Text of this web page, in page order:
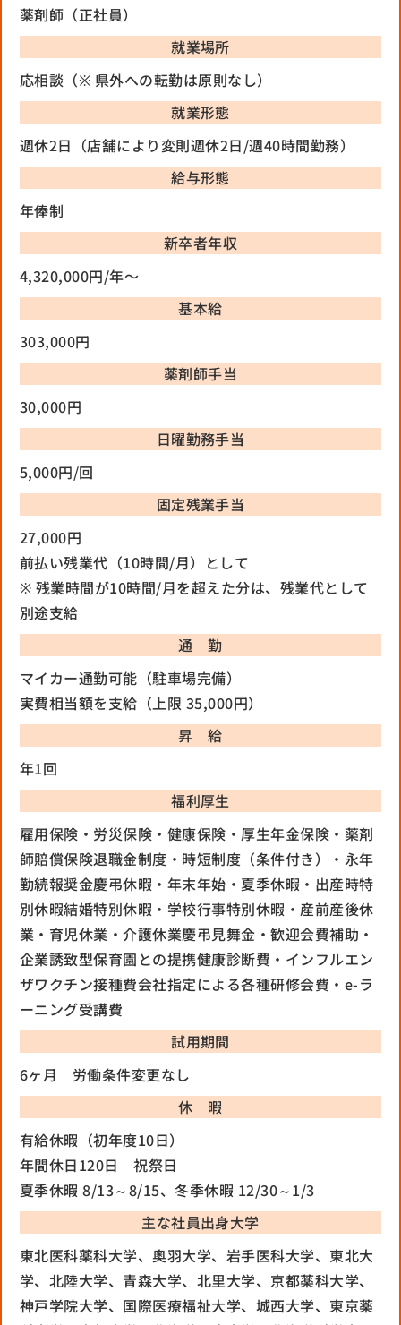
薬剤師（正社員）
就業場所
応相談（※ 県外への転勤は原則なし）
就業形態
週休2日（店舗により変則週休2日/週40時間勤務）
給与形態
年俸制
新卒者年収
4,320,000円/年〜
基本給
303,000円
薬剤師手当
30,000円
日曜勤務手当
5,000円/回
固定残業手当
27,000円
前払い残業代（10時間/月）として
※ 残業時間が10時間/月を超えた分は、残業代として
別途支給
通 勤
マイカー通勤可能（駐車場完備）
実費相当額を支給（上限 35,000円）
昇 給
年1回
福利厚生
雇用保険・労災保険・健康保険・厚生年金保険・薬剤
師賠償保険退職金制度・時短制度（条件付き）・永年
勤続報奨金慶弔休暇・年末年始・夏季休暇・出産時特
別休暇結婚特別休暇・学校行事特別休暇・産前産後休
業・育児休業・介護休業慶弔見舞金・歓迎会費補助・
企業誘致型保育園との提携健康診断費・インフルエン
ザワクチン接種費会社指定による各種研修会費・e-ラ
ーニング受講費
試用期間
6ヶ月 労働条件変更なし
休 暇
有給休暇（初年度10日）
年間休日120日 祝祭日
夏季休暇 8/13～8/15、冬季休暇 12/30～1/3
主な社員出身大学
東北医科薬科大学、奥羽大学、岩手医科大学、東北大
学、北陸大学、青森大学、北里大学、京都薬科大学、
神戸学院大学、国際医療福祉大学、城西大学、東京薬